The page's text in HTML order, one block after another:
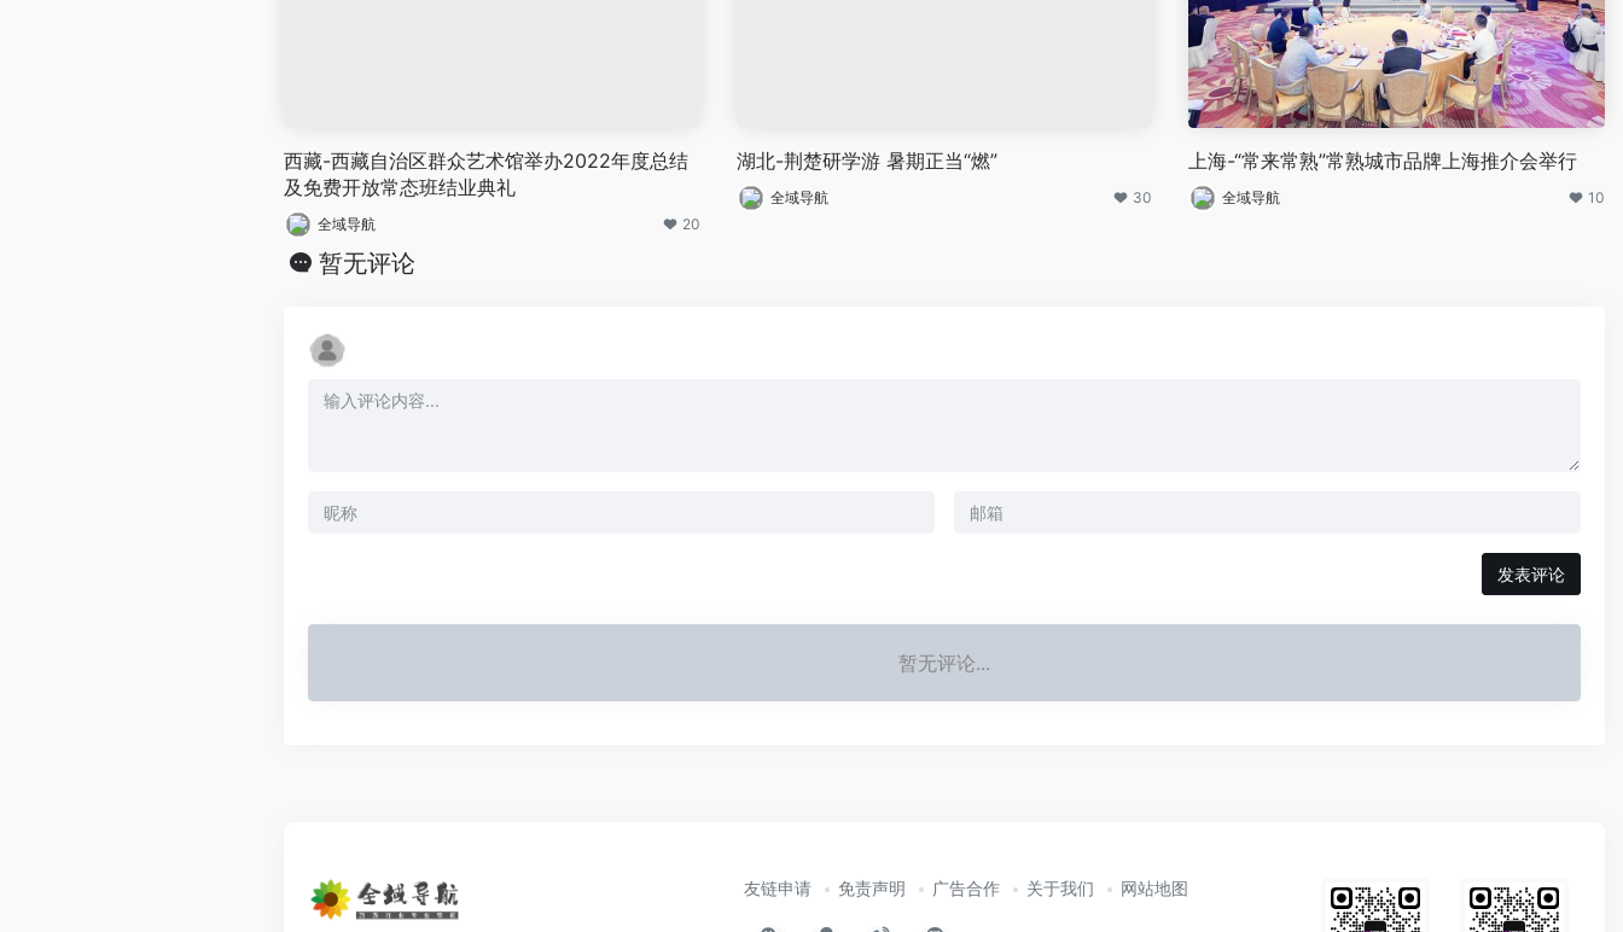
西藏-西藏自治区群众艺术馆举办2022年度总结
及免费开放常态班结业典礼
全域导航 20
湖北-荆楚研学游 暑期正当“燃”
全域导航 30
上海-“常来常熟”常熟城市品牌上海推介会举行
全域导航 10
暂无评论
发表评论
暂无评论...
友链申请 免责声明 广告合作 关于我们 网站地图